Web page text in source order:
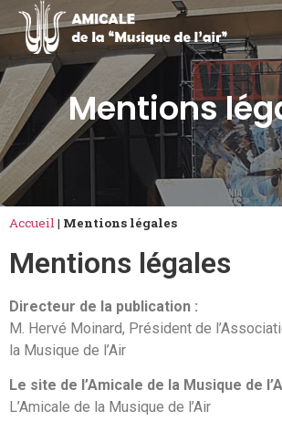
Mentions
Accueil| Mentions légales
Mentions légales
Directeur de la publication :
M. Hervé Moinard, Président de
la Musique de l’Air
Le site de l’Amicale de la Musique de
L’Amicale de la Musique de l’Air